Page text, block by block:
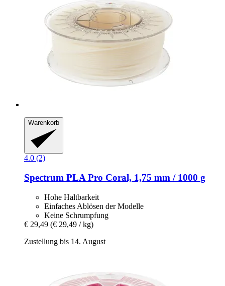
Warenkorb
4.0 (2)
Spectrum PLA Pro Coral, 1,75 mm / 1000 g
Hohe Haltbarkeit
Einfaches Ablösen der Modelle
Keine Schrumpfung
€ 29,49 (€ 29,49 / kg)
Zustellung bis 14. August